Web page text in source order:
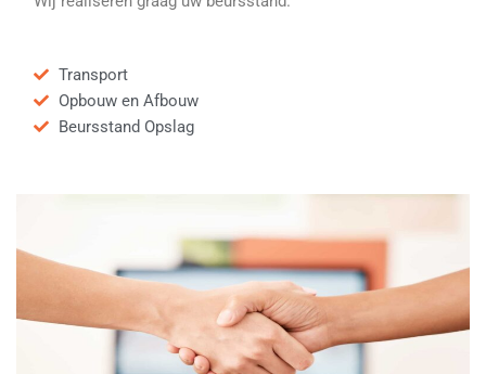
Transport
Opbouw en Afbouw
Beursstand Opslag